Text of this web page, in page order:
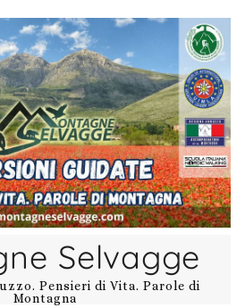
Selvagge
Pensieri di Vita. Parole di
Montagna